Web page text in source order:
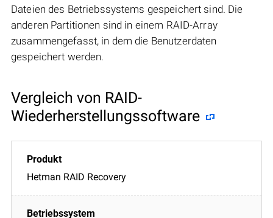
Dateien des Betriebssystems gespeichert sind. Die
anderen Partitionen sind in einem RAID-Array
zusammengefasst, in dem die Benutzerdaten
gespeichert werden.
Vergleich von RAID-
Wiederherstellungssoftware
Hetman RAID Recovery